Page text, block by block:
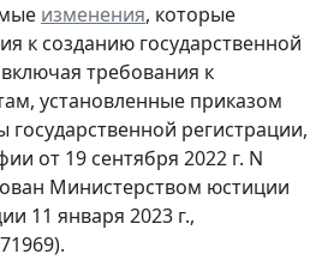
изменения, которые
к созданию государственной
требования к
установленные приказом
регистрации,
от 19 сентября 2022 г. N
Министерством юстиции
11 января 2023 г.,